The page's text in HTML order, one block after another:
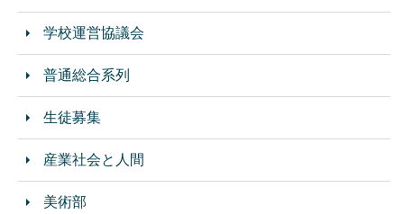
学校運営協議会
普通総合系列
生徒募集
産業社会と人間
美術部